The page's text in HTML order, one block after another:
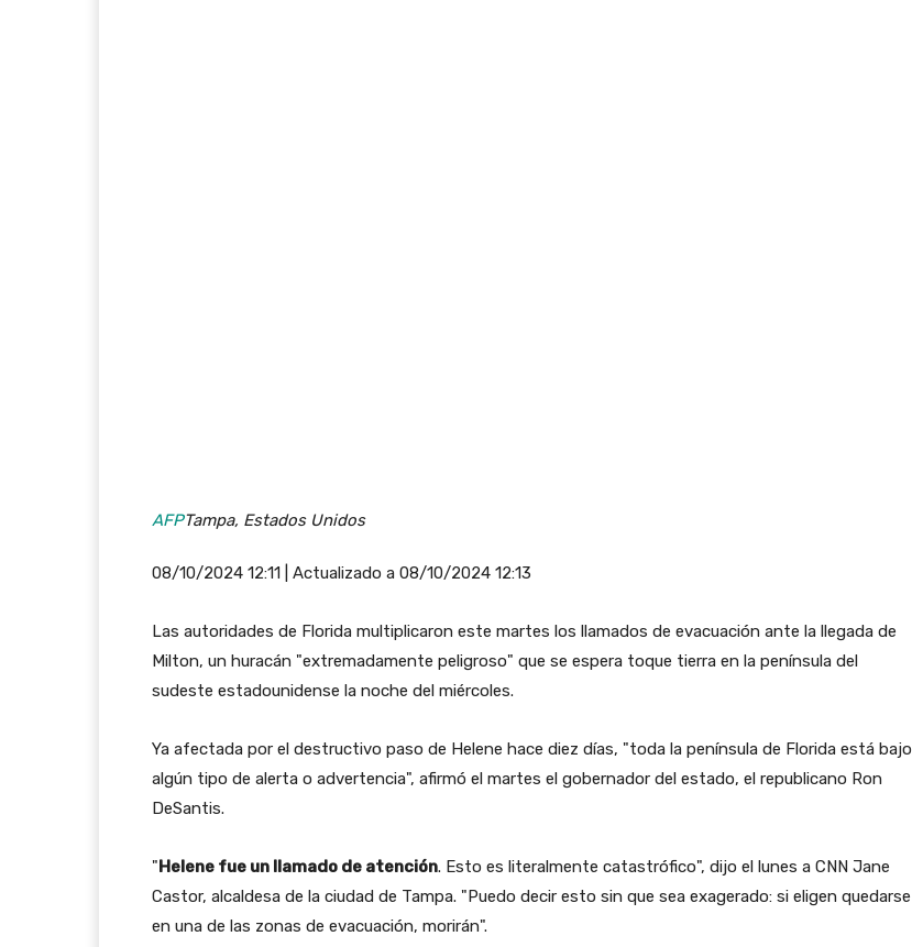
AFPTampa, Estados Unidos
08/10/2024 12:11 | Actualizado a 08/10/2024 12:13
Las autoridades de Florida multiplicaron este martes los llamados de evacuación ante la llegada de
Milton, un huracán "extremadamente peligroso" que se espera toque tierra en la península del
sudeste estadounidense la noche del miércoles.
Ya afectada por el destructivo paso de Helene hace diez días, "toda la península de Florida está bajo
algún tipo de alerta o advertencia", afirmó el martes el gobernador del estado, el republicano Ron
DeSantis.
"Helene fue un llamado de atención. Esto es literalmente catastrófico", dijo el lunes a CNN Jane
Castor, alcaldesa de la ciudad de Tampa. "Puedo decir esto sin que sea exagerado: si eligen quedarse
en una de las zonas de evacuación, morirán".